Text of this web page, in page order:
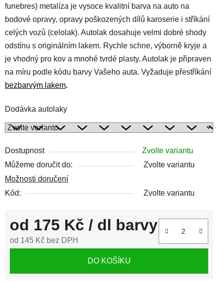
funebres) metalíza je vysoce kvalitní barva na auto na
bodové opravy, opravy poškozených dílů karoserie i stříkání
celých vozů (celolak). Autolak dosahuje velmi dobré shody
odstínu s originálním lakem. Rychle schne, výborně kryje a
je vhodný pro kov a mnohé tvrdé plasty. Autolak je připraven
na míru podle kódu barvy Vašeho auta. Vyžaduje přestříkání
bezbarvým lakem.
Dodávka autolaky
Dostupnost
Zvolte variantu
Můžeme doručit do:
Zvolte variantu
Možnosti doručení
Kód:
Zvolte variantu
od 175 Kč / dl barvy
od 145 Kč bez DPH
DO KOŠÍKU